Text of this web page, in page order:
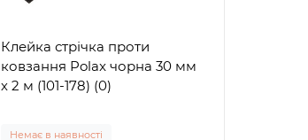
Клейка стрічка проти
ковзання Polax чорна 30 мм
х 2 м (101-178) (0)
Немає в наявності